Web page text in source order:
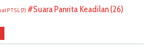
PTSL (7) Suara Panrita Keadilan(26)